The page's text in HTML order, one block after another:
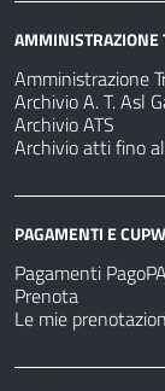
AMMINISTRAZIONE
Amministrazione
Archivio A. T. Asl
Archivio ATS
Archivio atti fino
PAGAMENTI E
Pagamenti PagoPA
Prenota
Le mie